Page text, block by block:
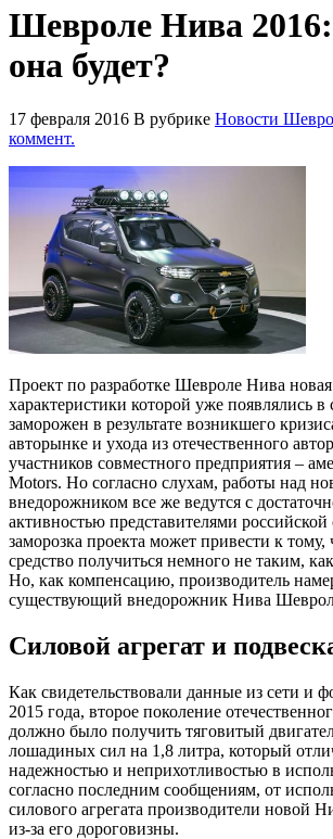
Шевроле Нива
она будет?
17 февраля 2016 В рубрике Новости
коммент.
Проект по разработке Шевроле Нива
характеристики которой уже появлялись
заморожен в результате возникшего
авторынке и ухода из отечественного
участников совместного предприятия –
Motors. Но согласно слухам, работы над
внедорожником все же ведутся с
активностью представителями
заморозка проекта может привести к тому,
средство получиться немного не таким,
Но, как компенсацию, производитель
существующий внедорожник Нива
Силовой агрегат и
Как свидетельствовали данные из сети и
2015 года, второе поколение
должно было получить тяговитый
лошадиных сил на 1,8 литра, который
надежностью и неприхотливостью в
согласно последним сообщениям, от
силового агрегата производители новой
из-за его дороговизны.